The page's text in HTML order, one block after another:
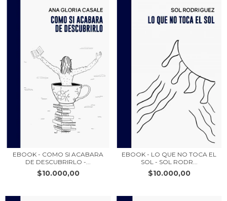
EBOOK - COMO SI ACABARA
DE DESCUBRIRLO -...
$10.000,00
EBOOK - LO QUE NO TOCA EL
SOL - SOL RODR...
$10.000,00